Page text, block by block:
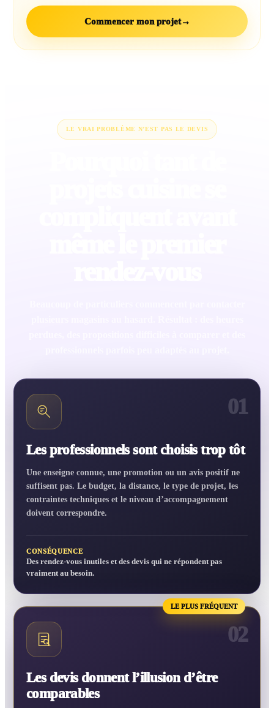
Commencer mon projet→
LE VRAI PROBLÈME N’EST PAS LE DEVIS
01
Les professionnels sont choisis trop tôt
Une enseigne connue, une promotion ou un avis positif ne
suffisent pas. Le budget, la distance, le type de projet, les
contraintes techniques et le niveau d’accompagnement
doivent correspondre.
CONSÉQUENCE
Des rendez-vous inutiles et des devis qui ne répondent pas
vraiment au besoin.
LE PLUS FRÉQUENT
02
Les devis donnent l’illusion d’être
comparables